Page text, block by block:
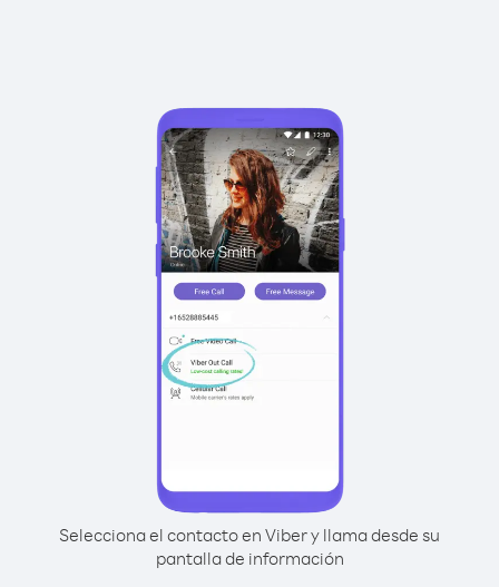
Selecciona el contacto en Viber y llama desde su
pantalla de información